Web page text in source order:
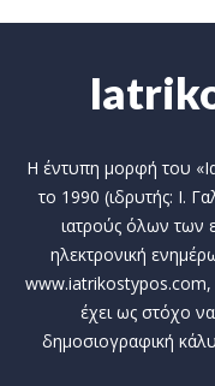
Η έντυπη μορφή του
το 1990 (ιδρυτής: Ι.
ιατρούς όλων των
ηλεκτρονική
www.iatrikostypos.com,
έχει ως στόχο
δημοσιογραφική